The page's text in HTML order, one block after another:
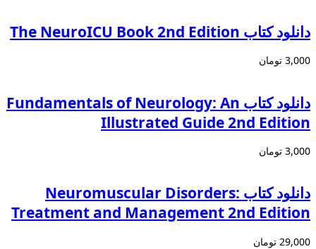
دانلود كتاب The NeuroICU Book 2nd Edition
3,000 تومان
دانلود کتاب Fundamentals of Neurology: An
Illustrated Guide 2nd Edition
3,000 تومان
دانلود کتاب Neuromuscular Disorders:
Treatment and Management 2nd Edition
29,000 تومان